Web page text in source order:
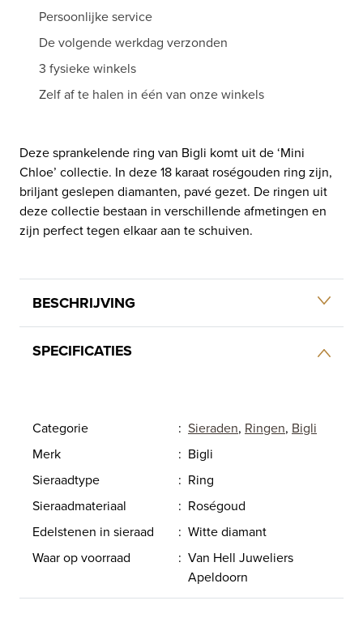
Persoonlijke service
De volgende werkdag verzonden
3 fysieke winkels
Zelf af te halen in één van onze winkels
Deze sprankelende ring van Bigli komt uit de ‘Mini
Chloe’ collectie. In deze 18 karaat roségouden ring zijn,
briljant geslepen diamanten, pavé gezet. De ringen uit
deze collectie bestaan in verschillende afmetingen en
zijn perfect tegen elkaar aan te schuiven.
BESCHRIJVING
SPECIFICATIES
Categorie : Sieraden, Ringen, Bigli
Merk
: Bigli
Sieraadtype
: Ring
Sieraadmateriaal
: Roségoud
Edelstenen in sieraad
: Witte diamant
Waar op voorraad
: Van Hell Juweliers
Apeldoorn